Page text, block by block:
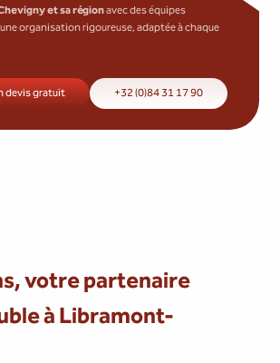
et sa régionavec des équipes
organisation rigoureuse, adaptée à chaque
devis gratuit +32 (0)84 31 17 90
votre partenaire
à Libramont-